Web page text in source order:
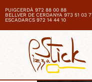
PUIGCERDÀ 972 88 00 88
BELLVER DE CERDANYA 973 51 03
ESCADARCS 972 14 44 10